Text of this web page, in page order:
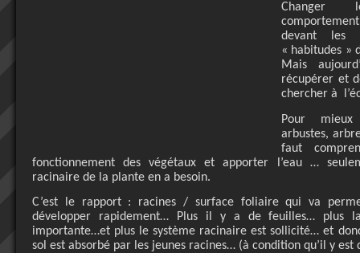
Changer
devant les
« habitudes »
Mais
récupérer et
chercher à
Pour
arbustes,
faut
fonctionnement des végétaux et apporter l’eau …
racinaire de la plante en a besoin.
C’est le rapport : racines / surface foliaire qui va
développer rapidement… Plus il y a de feuilles… plus
importante…et plus le système racinaire est sollicité… et
sol est absorbé par les jeunes racines… (à condition qu’il y est